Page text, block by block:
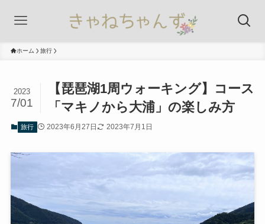
ホーム 旅行
【琵琶湖1周ウォーキング】コース
「マキノから大浦」の楽しみ方
2023
7/01
旅行 2023年6月27日 2023年7月1日